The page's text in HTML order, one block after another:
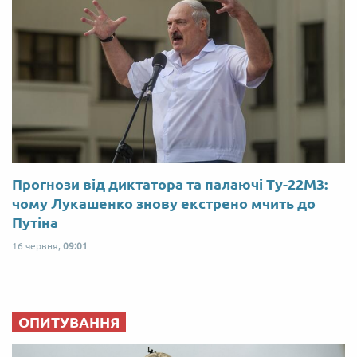
Прогнози від диктатора та палаючі Ту-22М3:
чому Лукашенко знову екстрено мчить до
Путіна
16 червня, 09:01
ОПИТУВАННЯ